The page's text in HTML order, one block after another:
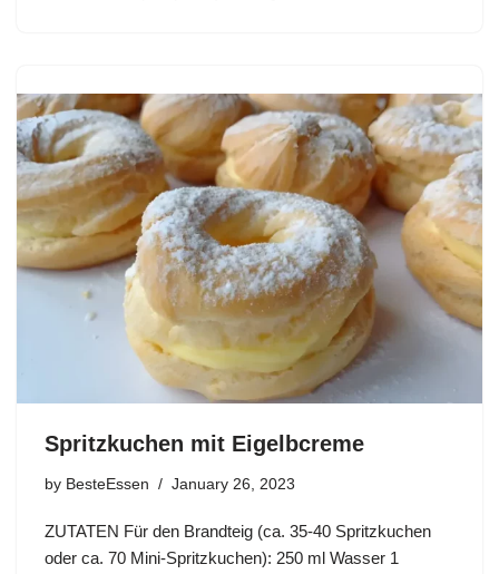
Spritzkuchen mit Eigelbcreme
by BesteEssen January 26, 2023
ZUTATEN Für den Brandteig (ca. 35-40 Spritzkuchen
oder ca. 70 Mini-Spritzkuchen): 250 ml Wasser 1